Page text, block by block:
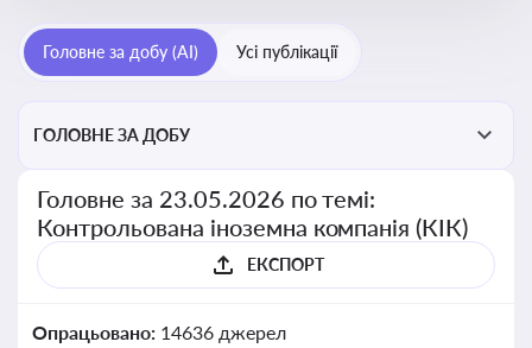
органами України щодо своїх доходів і витрат
Головне за добу (AI) Усі публікації
ГОЛОВНЕ ЗА ДОБУ
Головне за 23.05.2026 по темі:
Контрольована іноземна компанія (КІК)
ЕКСПОРТ
Опрацьовано: 14636 джерел